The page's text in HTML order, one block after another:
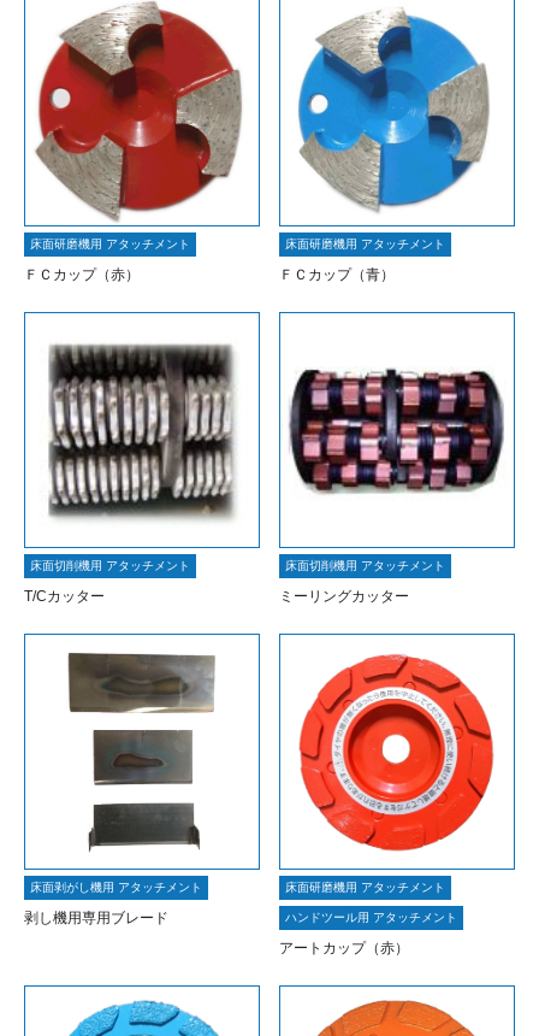
床面研磨機用 アタッチメント
ＦＣカップ（赤）
床面研磨機用 アタッチメント
ＦＣカップ（青）
床面切削機用 アタッチメント
T/Cカッター
床面切削機用 アタッチメント
ミーリングカッター
床面剥がし機用 アタッチメント
剥し機用専用ブレード
床面研磨機用 アタッチメント
ハンドツール用 アタッチメント
アートカップ（赤）